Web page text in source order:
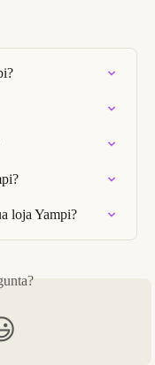
loja Yampi?